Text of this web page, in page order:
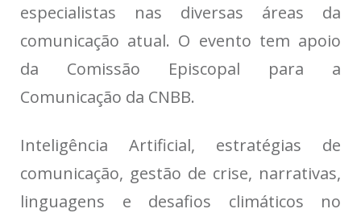
especialistas nas diversas áreas da
comunicação atual. O evento tem apoio
da Comissão Episcopal para a
Comunicação da CNBB.
Inteligência Artificial, estratégias de
comunicação, gestão de crise, narrativas,
linguagens e desafios climáticos no